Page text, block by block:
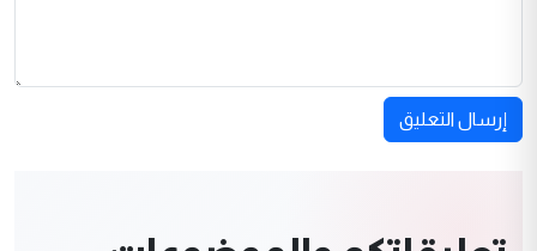
إرسال التعليق